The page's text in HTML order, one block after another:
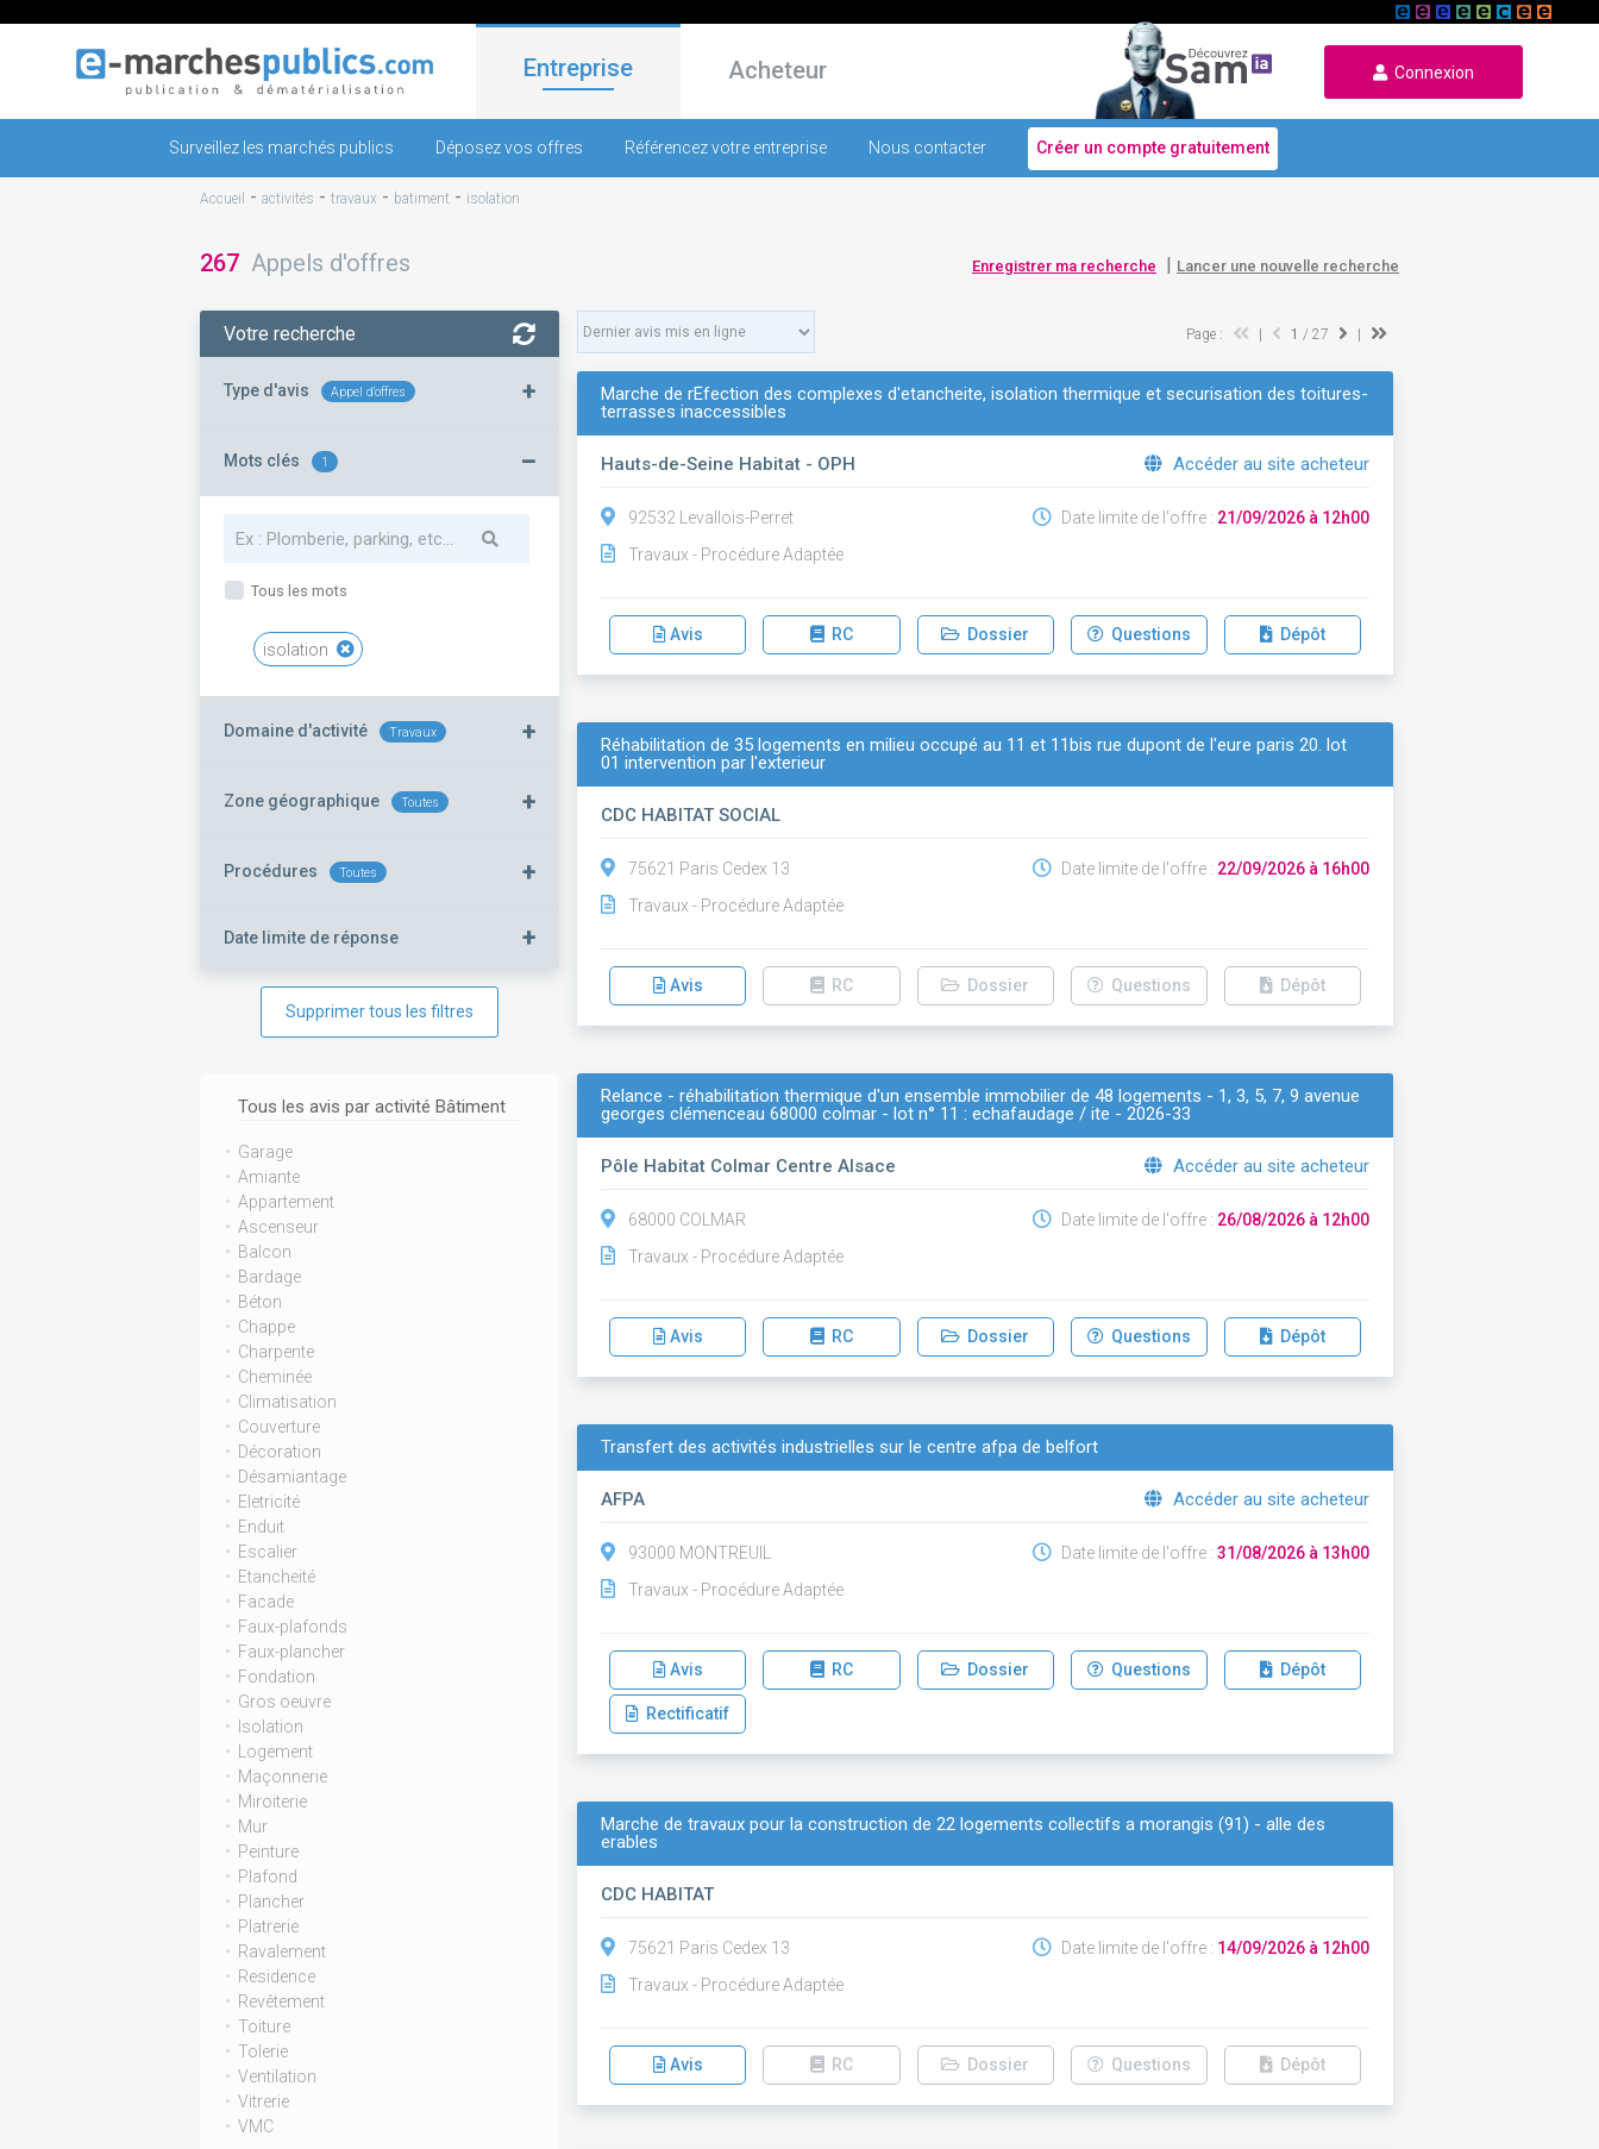
Entreprise Acheteur Connexion
Surveillez les marchés publics Déposez vos offres Référencez votre entreprise Nous contacter Créer un compte gratuitement
Accueil - activités - travaux - batiment - isolation
267 Appels d'offres Enregistrer ma recherche | Lancer une nouvelle recherche
Votre recherche
Type d'avis Appel d'offres +
Mots clés 1 –
Tous les mots
isolation
Domaine d'activité Travaux +
Zone géographique Toutes +
Procédures Toutes +
Date limite de réponse +
Supprimer tous les filtres
Tous les avis par activité Bâtiment
Garage
Amiante
Appartement
Ascenseur
Balcon
Bardage
Béton
Chappe
Charpente
Cheminée
Climatisation
Couverture
Décoration
Désamiantage
Eletricité
Enduit
Escalier
Etancheité
Facade
Faux-plafonds
Faux-plancher
Fondation
Gros oeuvre
Isolation
Logement
Maçonnerie
Miroiterie
Mur
Peinture
Plafond
Plancher
Platrerie
Ravalement
Residence
Revêtement
Toiture
Tolerie
Ventilation
Vitrerie
VMC
Page : 1 / 27
Marche de rÉfection des complexes d'etancheite, isolation thermique et securisation des toitures-
terrasses inaccessibles
Hauts-de-Seine Habitat - OPH Accéder au site acheteur
92532 Levallois-Perret
Travaux - Procédure Adaptée
Date limite de l'offre : 21/09/2026 à 12h00
Avis RC Dossier Questions Dépôt
Réhabilitation de 35 logements en milieu occupé au 11 et 11bis rue dupont de l'eure paris 20. lot
01 intervention par l'exterieur
CDC HABITAT SOCIAL
75621 Paris Cedex 13
Travaux - Procédure Adaptée
Date limite de l'offre : 22/09/2026 à 16h00
Avis RC Dossier Questions Dépôt
Relance - réhabilitation thermique d'un ensemble immobilier de 48 logements - 1, 3, 5, 7, 9 avenue
georges clémenceau 68000 colmar - lot n° 11 : echafaudage / ite - 2026-33
Pôle Habitat Colmar Centre Alsace Accéder au site acheteur
68000 COLMAR
Travaux - Procédure Adaptée
Date limite de l'offre : 26/08/2026 à 12h00
Avis RC Dossier Questions Dépôt
Transfert des activités industrielles sur le centre afpa de belfort
AFPA Accéder au site acheteur
93000 MONTREUIL
Travaux - Procédure Adaptée
Date limite de l'offre : 31/08/2026 à 13h00
Avis RC Dossier Questions Dépôt
Rectificatif
Marche de travaux pour la construction de 22 logements collectifs a morangis (91) - alle des
erables
CDC HABITAT
75621 Paris Cedex 13
Travaux - Procédure Adaptée
Date limite de l'offre : 14/09/2026 à 12h00
Avis RC Dossier Questions Dépôt